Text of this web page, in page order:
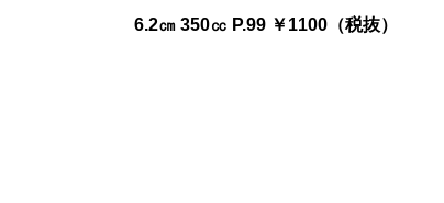
6.2㎝ 350㏄ P.99 ￥1100（税抜）